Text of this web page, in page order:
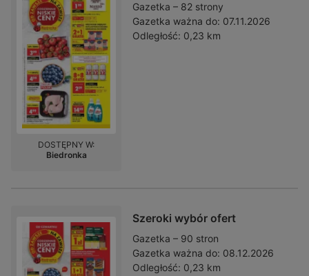
Gazetka – 82 strony
Gazetka ważna do: 07.11.2026
Odległość: 0,23 km
DOSTĘPNY W:
Biedronka
Szeroki wybór ofert
Gazetka – 90 stron
Gazetka ważna do: 08.12.2026
Odległość: 0,23 km